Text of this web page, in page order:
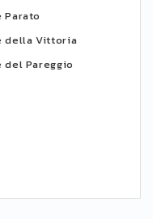
Parato
della Vittoria
del Pareggio